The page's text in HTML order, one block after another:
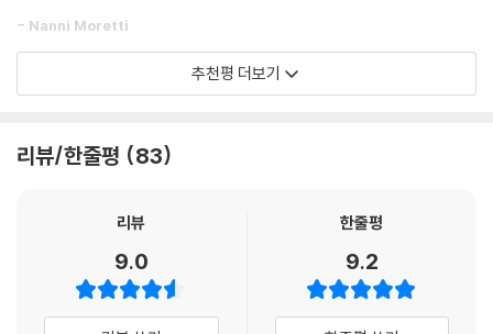
다 오래 살았던 이들마저 죽고 난 뒤에는, 이 세상에서 아무런 흔적도 없이
사라져버리고 말 거라면, 그렇다면 무엇 때문에 나는 죽어서도 계속 기억
까? 마망에 대한 기억이 나와 그녀를 알았던 이들이 죽은 뒤에도 세상에서
살아남지 못한다면, 내가 죽은 뒤에도 기억되어 차갑고도 위선적인 역사의
혼자서만 ‘기념비’가 되고 싶지는 않다.
--- 본문 중에서
에 주로 잉크로, 때로는 연필로. 그는 이 쪽지들을 세상에 내놓지 않고 책상
위의 작은 상자에 모아두었다. 1980년 2월 25일, 바르트는 길을 건너다
세탁물 운반 트럭에 치는 사고를 당했다. 병원으로 옮겨졌으나 치료를 거
부했고, 한 달 뒤인 3월 26일에 사망했다. 그의 죽음은 공식적으로는 사고
른 2009년이다. 현대저작물 기록 보존소(IMEC)에 보관되어 있던 원고는
어머니에 대한 바르트의 애착은 특별했다. 일찍이 아버지를 잃은 그는 평
생을 어머니와 함께 살았다. 어머니와의 특별한 결속은 바르트가 콜레주
드 프랑스의 교수로 취임하면서 어머니를 불러와 맨 앞자리에 앉혀 놓고
- Nanni Moretti
바르트만큼 상실에 관해 통찰력 있게 쓸 수 있는 작가는 거의 없다
이 책은 철학자의 영혼으로 통하는 창문이다.
- [퍼블리셔스 위클리]
추천평 더보기
리뷰/한줄평 83
리뷰
9.0
한줄평
9.2